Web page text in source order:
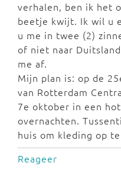
verhalen, ben ik het
beetje kwijt. Ik wil u
u me in twee (2)
of niet naar
me af.
Mijn plan is: op de
van Rotterdam
7e oktober in een
overnachten.
huis om kleding op
Reageer